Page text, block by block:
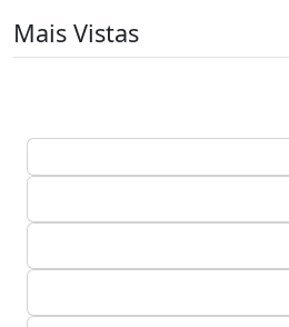
Mais Vistas